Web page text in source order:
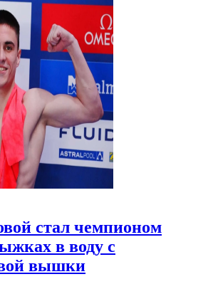
стал чемпионом
в воду с
вышки